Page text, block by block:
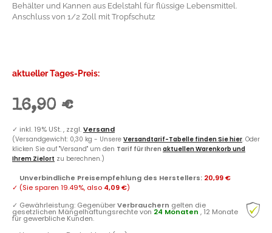
Behälter und Kannen aus Edelstahl für flüssige Lebensmittel.
Anschluss von 1/2 Zoll mit Tropfschutz
aktueller Tages-Preis:
16,90 €
✓ inkl. 19% USt. , zzgl.Versand
(Versandgewicht: 0,30 kg - Unsere Versandtarif-Tabelle finden Sie hier. Oder
klicken Sie auf "Versand" um den Tarif für Ihren aktuellen Warenkorb und
Ihrem Zielort zu berechnen.)
Unverbindliche Preisempfehlung des Herstellers: 20,99 €
✓ (Sie sparen 19.49%, also 4,09 €)
✓ Gewährleistung: GegenüberVerbrauchern gelten die
gesetzlichen Mängelhaftungsrechte von 24 Monaten , 12 Monate
für gewerbliche Kunden.